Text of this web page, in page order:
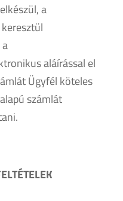
a
aláírással el
Ügyfél köteles
számlát